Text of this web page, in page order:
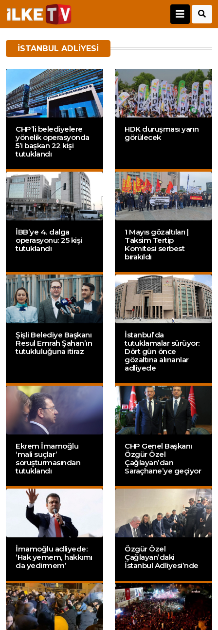
İSTANBUL ADLIYESI
CHP’li belediyelere
yönelik operasyonda
5’i başkan 22 kişi
tutuklandı
HDK duruşması yarın
görülecek
İBB’ye 4. dalga
operasyonu: 25 kişi
tutuklandı
1 Mayıs gözaltıları |
Taksim Tertip
Komitesi serbest
bırakıldı
Şişli Belediye Başkanı
Resul Emrah Şahan’ın
tutukluluğuna itiraz
İstanbul’da
tutuklamalar sürüyor:
Dört gün önce
gözaltına alınanlar
adliyede
Ekrem İmamoğlu
‘mali suçlar’
soruşturmasından
tutuklandı
CHP Genel Başkanı
Özgür Özel
Çağlayan’dan
Saraçhane’ye geçiyor
İmamoğlu adliyede:
‘Hak yemem, hakkımı
da yedirmem’
Özgür Özel
Çağlayan’daki
İstanbul Adliyesi’nde